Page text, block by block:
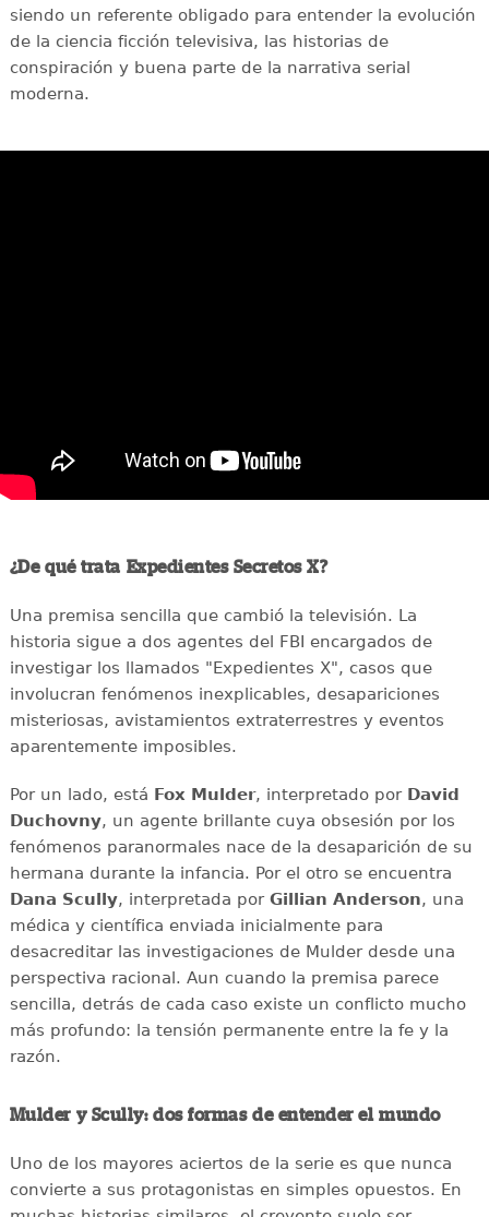
siendo un referente obligado para entender la evolución
de la ciencia ficción televisiva, las historias de
conspiración y buena parte de la narrativa serial
moderna.
¿De qué trata Expedientes Secretos X?
Una premisa sencilla que cambió la televisión. La
historia sigue a dos agentes del FBI encargados de
investigar los llamados "Expedientes X", casos que
involucran fenómenos inexplicables, desapariciones
misteriosas, avistamientos extraterrestres y eventos
aparentemente imposibles.
Por un lado, está Fox Mulder, interpretado por David
Duchovny, un agente brillante cuya obsesión por los
fenómenos paranormales nace de la desaparición de su
hermana durante la infancia. Por el otro se encuentra
Dana Scully, interpretada por Gillian Anderson, una
médica y científica enviada inicialmente para
desacreditar las investigaciones de Mulder desde una
perspectiva racional. Aun cuando la premisa parece
sencilla, detrás de cada caso existe un conflicto mucho
más profundo: la tensión permanente entre la fe y la
razón.
Mulder y Scully: dos formas de entender el mundo
Uno de los mayores aciertos de la serie es que nunca
convierte a sus protagonistas en simples opuestos. En